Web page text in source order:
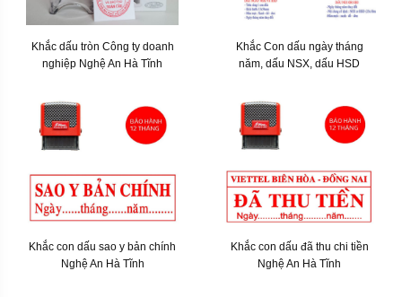
Khắc dấu tròn Công ty doanh
nghiệp Nghệ An Hà Tĩnh
Khắc Con dấu ngày tháng
năm, dấu NSX, dấu HSD
Khắc con dấu sao y bản chính
Nghệ An Hà Tĩnh
Khắc con dấu đã thu chi tiền
Nghệ An Hà Tĩnh